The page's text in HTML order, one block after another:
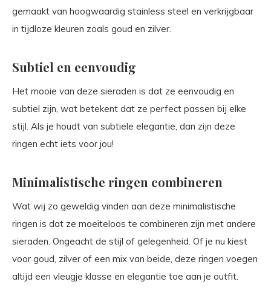
gemaakt van hoogwaardig stainless steel en verkrijgbaar
in tijdloze kleuren zoals goud en zilver.
Subtiel en eenvoudig
Het mooie van deze sieraden is dat ze eenvoudig en
subtiel zijn, wat betekent dat ze perfect passen bij elke
stijl. Als je houdt van subtiele elegantie, dan zijn deze
ringen echt iets voor jou!
Minimalistische ringen combineren
Wat wij zo geweldig vinden aan deze minimalistische
ringen is dat ze moeiteloos te combineren zijn met andere
sieraden. Ongeacht de stijl of gelegenheid. Of je nu kiest
voor goud, zilver of een mix van beide, deze ringen voegen
altijd een vleugje klasse en elegantie toe aan je outfit.